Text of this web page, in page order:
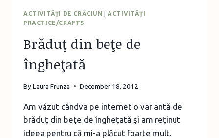
ACTIVITĂŢI DE CRĂCIUN |ACTIVITĂŢI
PRACTICE/CRAFTS
Brăduţ din beţe de
îngheţată
ByLaura Frunza December 18, 2012
Am văzut cândva pe internet o variantă de
brăduţ din beţe de îngheţată şi am reţinut
ideea pentru că mi-a plăcut foarte mult.